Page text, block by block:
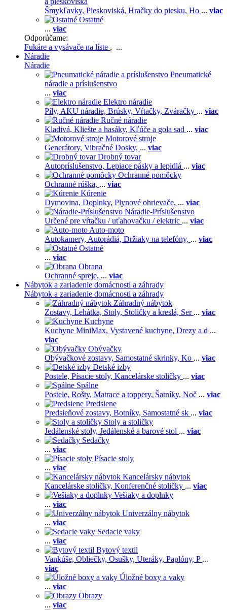
Šmykľavky, Pieskoviská, Hračky do piesku, Ho ... viac
Ostatné
... viac
Odporúčame:
Fukáre a vysávače na líste , ...
Náradie
Náradie
Pneumatické
náradie a príslušenstvo
... viac
Elektro náradie
Píly, AKU náradie, Brúsky, Vŕtačky, Zváračky ... viac
Ručné náradie
Kladivá, Kliešte a hasáky, Kľúče a gola sad ... viac
Motorové stroje
Generátory, Vibračné Dosky, ... viac
Drobný tovar
Autopríslušenstvo, Lepiace pásky a lepidlá ... viac
Ochranné pomôcky
Ochranné rúška, ... viac
Kúrenie
Dymovina, Doplnky, Plynové ohrievače, ... viac
Náradie-Príslušenstvo
Určené pre vŕtačku / uťahovačku / elektric ... viac
Auto-moto
Autokamery, Autorádiá, Držiaky na telefóny, ... viac
Ostatné
... viac
Obrana
Ochranné spreje, ... viac
Nábytok a zariadenie domácnosti a záhrady
Nábytok a zariadenie domácnosti a záhrady
Záhradný nábytok
Zostavy, Lehátka, Stoly, Stoličky a kreslá, Ser ... viac
Kuchyne
Kuchyne MiniMax, Vystavené kuchyne, Drezy a d ...
viac
Obývačky
Obývačkové zostavy, Samostatné skrinky, Ko ... viac
Detské izby
Postele, Písacie stoly, Kancelárske stoličky ... viac
Spálne
Postele, Rošty, Matrace a toppery, Šatníky, Noč ... viac
Predsiene
Predsieňové zostavy, Botníky, Samostatné sk ... viac
Stoly a stoličky
Jedálenské stoly, Jedálenské a barové stol ... viac
Sedačky
... viac
Písacie stoly
... viac
Kancelársky nábytok
Kancelárske stoličky, Konferenčné stoličky ... viac
Vešiaky a doplnky
... viac
Univerzálny nábytok
... viac
Sedacie vaky
... viac
Bytový textil
Vankúše, Obliečky, Osušky, Uteráky, Paplóny, P ...
viac
Úložné boxy a vaky
... viac
Obrazy
... viac